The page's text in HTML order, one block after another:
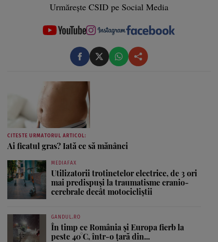
Urmărește CSID pe Social Media
CITESTE URMATORUL ARTICOL:
Ai ficatul gras? Iată ce să mănânci
MEDIAFAX
Utilizatorii trotinetelor electrice, de 3 ori
mai predispuși la traumatisme cranio-
cerebrale decât motocicliștii
GANDUL.RO
În timp ce România și Europa fierb la
peste 40°C, într-o țară din...